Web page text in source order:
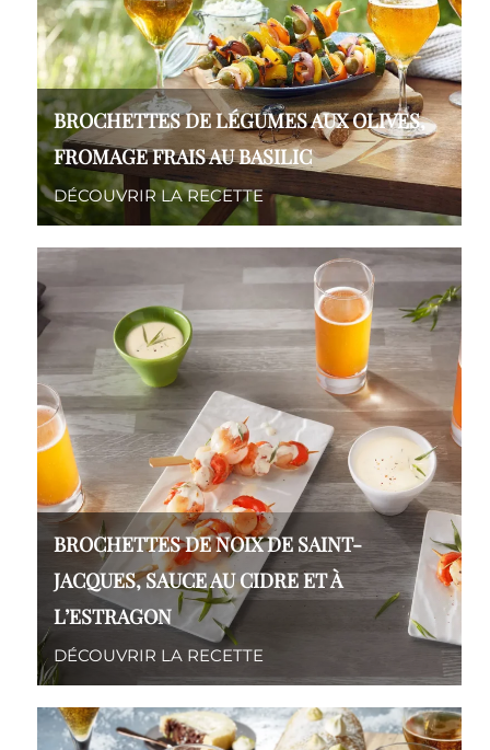
BROCHETTES DE LÉGUMES AUX OLIVES,
FROMAGE FRAIS AU BASILIC
DÉCOUVRIR LA RECETTE
BROCHETTES DE NOIX DE SAINT-
JACQUES, SAUCE AU CIDRE ET À
L’ESTRAGON
DÉCOUVRIR LA RECETTE